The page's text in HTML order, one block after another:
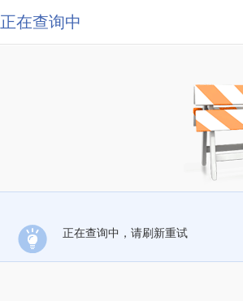
正在查询中
正在查询中，请刷新重试